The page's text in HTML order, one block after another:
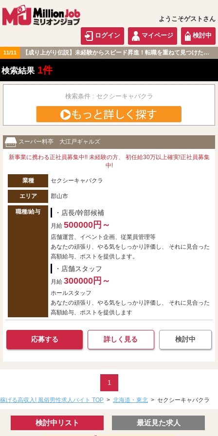
ようこそゲストさん
ログイン マイページ 検討中
11/11 【成り上がり伝説】未経験からスピード昇進！転職を重ねて見つけた『本当に働きやすい職場』とは？
北海道・東北版
検索結果 1件
検索条件 : セクシーキャバクラ
スーパー料亭 大江戸ギャルズ
新事業に携わる正社員募集中!! 未経験の方、 初任給30万以上確実!正社員募集
中!
業種 セクシーキャバクラ
エリア 郡山市
職種/給与 ・店長/幹部候補
月給 500000円～
店舗運営、イベント企画、従業員管理等
あなたの頑張り、やる気をしっかり評価し、 それに見合った
高額給与、ポストを提供します。
・店舗スタッフ
月給 300000円～
ホールスタッフ
あなたの頑張り、やる気をしっかり評価し、 それに見合った
高額給与、ポストを提供します
応募する 詳しく見る 検討中
1
稼げる高収入! 風俗男性求人バイト TOP > 北海道・東北 > セクシーキャバクラ
検討中リスト 最近見た求人